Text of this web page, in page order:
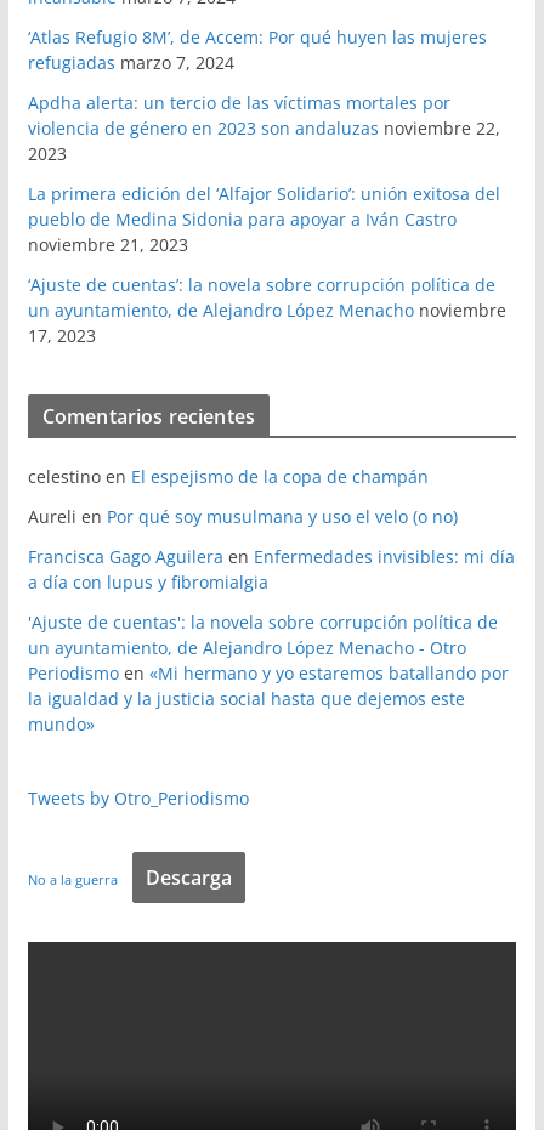
‘Atlas Refugio 8M’, de Accem: Por qué huyen las mujeres
refugiadas marzo 7, 2024
Apdha alerta: un tercio de las víctimas mortales por
violencia de género en 2023 son andaluzas noviembre 22,
2023
La primera edición del ‘Alfajor Solidario’: unión exitosa del
pueblo de Medina Sidonia para apoyar a Iván Castro
noviembre 21, 2023
‘Ajuste de cuentas’: la novela sobre corrupción política de
un ayuntamiento, de Alejandro López Menacho noviembre
17, 2023
Comentarios recientes
celestinoen El espejismo de la copa de champán
Aureli en Por qué soy musulmana y uso el velo (o no)
Francisca Gago Aguilera en Enfermedades invisibles: mi día
a día con lupus y fibromialgia
'Ajuste de cuentas': la novela sobre corrupción política de
un ayuntamiento, de Alejandro López Menacho - Otro
Periodismoen «Mi hermano y yo estaremos batallando por
la igualdad y la justicia social hasta que dejemos este
mundo»
Tweets by Otro_Periodismo
No a la guerra Descarga